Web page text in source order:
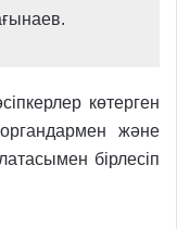
көтерген
және
бірлесіп